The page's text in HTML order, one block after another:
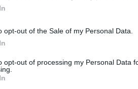
opt-out of the Sale of my Personal Data.
opt-out of processing my Personal Data
νοσοκομείου
Πλεύρης – Ίδρυσε το
του Λεωνίδα το 1991 και